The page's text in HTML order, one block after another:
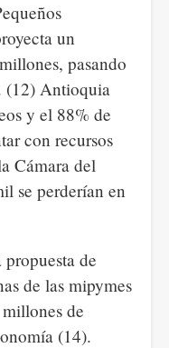
un
pasando
(12) Antioquia
y el 88% de
con recursos
Cámara del
se perderían en
de
de las mipymes
de
(14).